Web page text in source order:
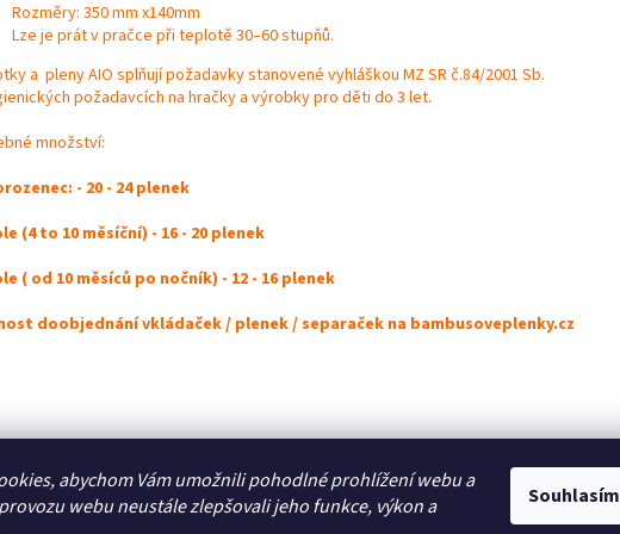
abychom Vám umožnili pohodlné prohlížení webu a
webu neustále zlepšovali jeho funkce, výkon a
Souhlasím
Rozměry: 350 mm x140mm
Lze je prát v pračce při teplotě 30–60 stupňů.
a pleny AIO splňují požadavky stanovené vyhláškou MZ SR č.84/2001 Sb.
požadavcích na hračky a výrobky pro děti do 3 let.
množství:
- 20 - 24 plenek
(4 to 10 měsíční) - 16 - 20 plenek
( od 10 měsíců po nočník) - 12 - 16 plenek
doobjednání vkládaček / plenek / separaček na bambusoveplenky.cz
Kontakt Reklamační řád Způsoby plateb CBDkonopi.cz CBDkonopi.com